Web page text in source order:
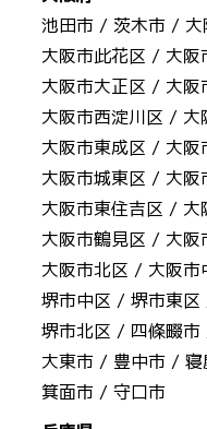
池田市 /茨木市 /
大阪市此花区 / 大
大阪市大正区 / 大
大阪市西淀川区 / 大
大阪市東成区 / 大
大阪市城東区 / 大
大阪市東住吉区 / 大
大阪市鶴見区 / 大
大阪市北区 / 大阪
堺市中区 /堺市東
堺市北区 / 四條畷
大東市 / 豊中市 /
箕面市 /守口市